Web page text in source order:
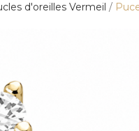
d'oreilles Vermeil